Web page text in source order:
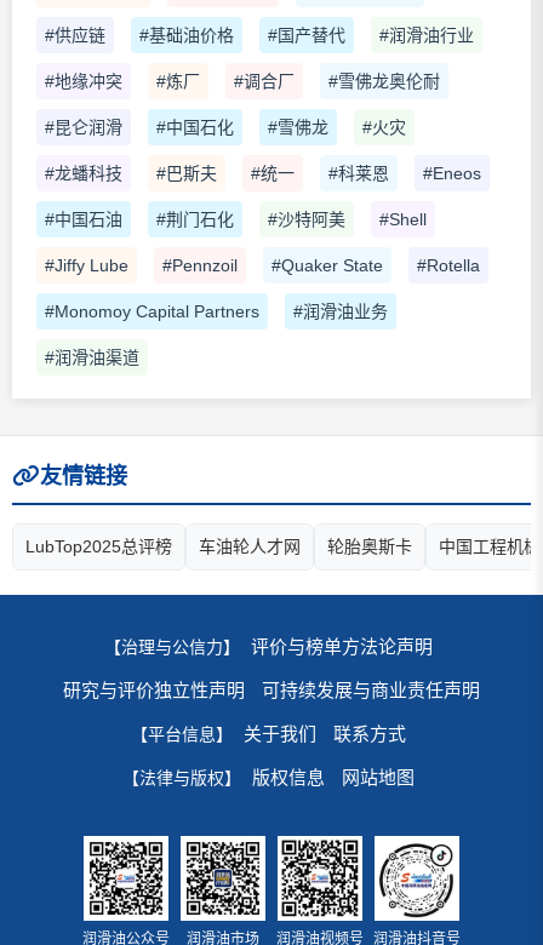
#供应链 #基础油价格 #国产替代 #润滑油行业
#地缘冲突 #炼厂 #调合厂 #雪佛龙奥伦耐
#昆仑润滑 #中国石化 #雪佛龙 #火灾
#龙蟠科技 #巴斯夫 #统一 #科莱恩 #Eneos
#中国石油 #荆门石化 #沙特阿美 #Shell
#Jiffy Lube #Pennzoil #Quaker State #Rotella
#Monomoy Capital Partners #润滑油业务
#润滑油渠道
友情链接
LubTop2025总评榜 车油轮人才网 轮胎奥斯卡 中国工程机
【治理与公信力】 评价与榜单方法论声明
研究与评价独立性声明 可持续发展与商业责任声明
【平台信息】 关于我们 联系方式
【法律与版权】 版权信息 网站地图
润滑油公众号 润滑油市场 润滑油视频号 润滑油抖音号